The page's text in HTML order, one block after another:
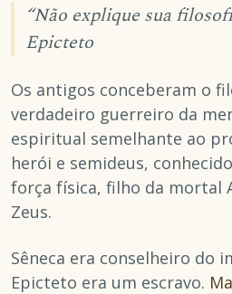
“Não explique sua
Epicteto
Os antigos conceberam o
verdadeiro guerreiro da
espiritual semelhante ao
herói e semideus,
força física, filho da mortal
Zeus.
Sêneca era conselheiro do
Epicteto era um escravo.